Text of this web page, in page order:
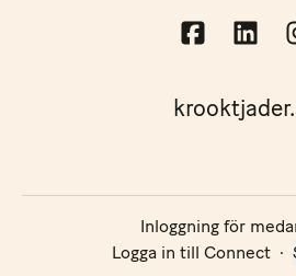
Inloggning för
Logga in till Connect ·